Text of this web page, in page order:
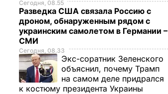
Сегодня, 08.55
Разведка США связала Россию с
дроном, обнаруженным рядом с
украинским самолетом в Германии –
СМИ
Сегодня, 08.33
Экс-соратник Зеленского
объяснил, почему Трамп
на самом деле придрался
к костюму президента Украины